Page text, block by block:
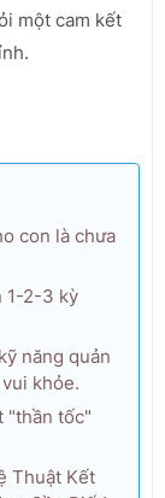
một cam kết
con là chưa
1-2-3 kỳ
năng quản
khỏe.
"thần tốc"
Thuật Kết